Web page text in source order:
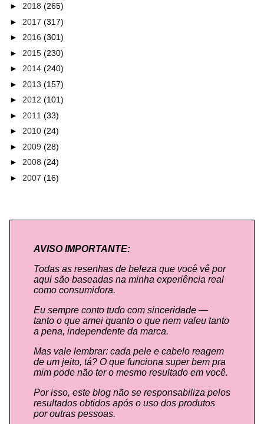
► 2018 (265)
► 2017 (317)
► 2016 (301)
► 2015 (230)
► 2014 (240)
► 2013 (157)
► 2012 (101)
► 2011 (33)
► 2010 (24)
► 2009 (28)
► 2008 (24)
► 2007 (16)
AVISO IMPORTANTE:
Todas as resenhas de beleza que você vê por
aqui são baseadas na minha experiência real
como consumidora.
Eu sempre conto tudo com sinceridade —
tanto o que amei quanto o que nem valeu tanto
a pena, independente da marca.
Mas vale lembrar: cada pele e cabelo reagem
de um jeito, tá? O que funciona super bem pra
mim pode não ter o mesmo resultado em você.
Por isso, este blog não se responsabiliza pelos
resultados obtidos após o uso dos produtos
por outras pessoas.